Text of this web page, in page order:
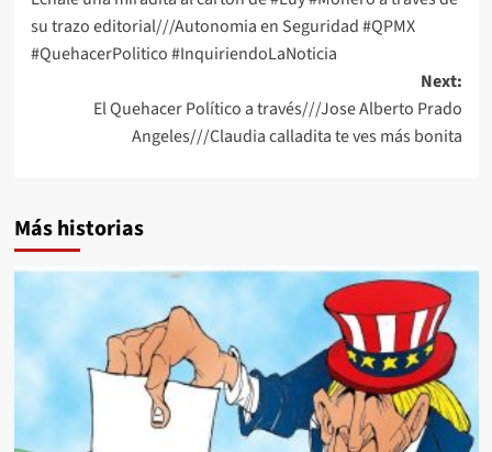
navigation
su trazo editorial///Autonomia en Seguridad #QPMX
#QuehacerPolitico #InquiriendoLaNoticia
Next:
El Quehacer Político a través///Jose Alberto Prado
Angeles///Claudia calladita te ves más bonita
Más historias